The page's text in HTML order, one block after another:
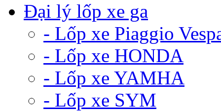
Đại lý lốp xe ga
- Lốp xe Piaggio
- Lốp xe HONDA
- Lốp xe YAMHA
- Lốp xe SYM